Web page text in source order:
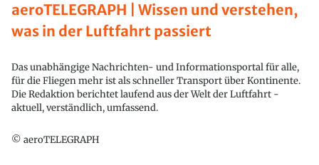
aeroTELEGRAPH | Wissen und verstehen,
was in der Luftfahrt passiert
Das unabhängige Nachrichten- und Informationsportal für alle,
für die Fliegen mehr ist als schneller Transport über Kontinente.
Die Redaktion berichtet laufend aus der Welt der Luftfahrt -
aktuell, verständlich, umfassend.
© aeroTELEGRAPH